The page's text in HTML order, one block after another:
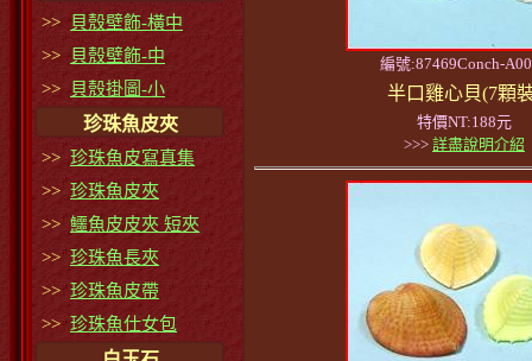
>>
貝殼壁飾-橫中
>>
貝殼壁飾-中
>>
貝殼掛圖-小
珍珠魚皮夾
>> 珍珠魚皮寫真集
>> 珍珠魚皮夾
>> 鱷魚皮皮夾 短夾
>> 珍珠魚長夾
>> 珍珠魚皮帶
>> 珍珠魚仕女包
編號:87469Conch-
半口雞心貝(7顆
特價NT:188元
>>> 詳盡說明介紹